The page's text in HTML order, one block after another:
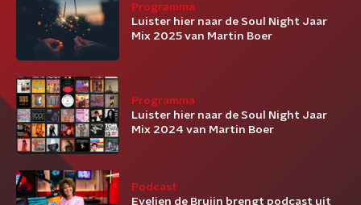
Programma
Luister hier naar de Soul Night Jaar
Mix 2025 van Martin Boer
Programma
Luister hier naar de Soul Night Jaar
Mix 2024 van Martin Boer
Podcast
Evelien de Bruijn brengt podcast uit